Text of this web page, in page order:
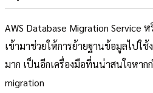
AWS Database Migration Service
เข้ามาช่วยให้การย้ายฐานข้อมูลไปใช้
มาก เป็นอีกเครื่องมือที่นน่าสนใจหาก
migration